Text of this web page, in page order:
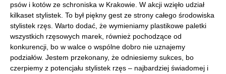
psów i kotów ze schroniska w Krakowie. W akcji wzięło udział
kilkaset stylistek. To był piękny gest ze strony całego środowiska
stylistek rzęs. Warto dodać, że wymieniamy plastikowe paletki
wszystkich rzęsowych marek, również pochodzące od
konkurencji, bo w walce o wspólne dobro nie uznajemy
podziałów. Jestem przekonany, że odniesiemy sukces, bo
czerpiemy z potencjału stylistek rzęs – najbardziej świadomej i